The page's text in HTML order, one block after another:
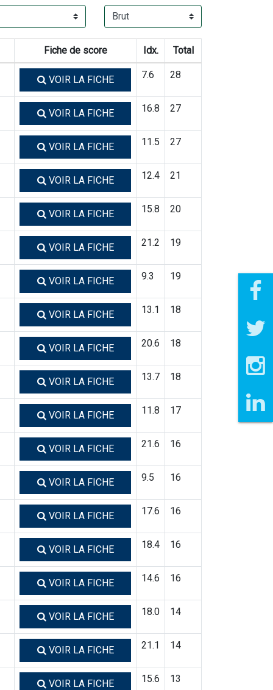
Fiche de score Idx. Total
VOIR LA FICHE 7.6 28
VOIR LA FICHE 16.8 27
VOIR LA FICHE 11.5 27
VOIR LA FICHE 12.4 21
VOIR LA FICHE 15.8 20
VOIR LA FICHE 21.2 19
VOIR LA FICHE 9.3 19
VOIR LA FICHE 13.1 18
VOIR LA FICHE 20.6 18
VOIR LA FICHE 13.7 18
VOIR LA FICHE 11.8 17
VOIR LA FICHE 21.6 16
VOIR LA FICHE 9.5 16
VOIR LA FICHE 17.6 16
VOIR LA FICHE 18.4 16
VOIR LA FICHE 14.6 16
VOIR LA FICHE 18.0 14
VOIR LA FICHE 21.1 14
VOIR LA FICHE 15.6 13